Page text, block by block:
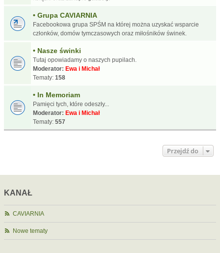
• Grupa CAVIARNIA
Facebookowa grupa SPŚM na której można uzyskać wsparcie
członków, domów tymczasowych oraz miłośników świnek.
• Nasze świnki
Tutaj opowiadamy o naszych pupilach.
Moderator: Ewa i Michał
Tematy: 158
• In Memoriam
Pamięci tych, które odeszły...
Moderator: Ewa i Michał
Tematy: 557
Przejdź do
KANAŁ
CAVIARNIA
Nowe tematy